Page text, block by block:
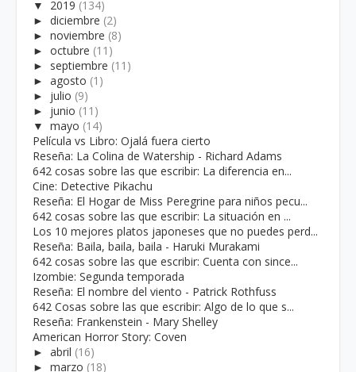
▼
2019 (134)
► diciembre (2)
► noviembre (8)
► octubre (11)
► septiembre (11)
► agosto (1)
► julio (9)
► junio (11)
▼ mayo (14)
Película vs Libro: Ojalá fuera cierto
Reseña: La Colina de Watership - Richard Adams
642 cosas sobre las que escribir: La diferencia en...
Cine: Detective Pikachu
Reseña: El Hogar de Miss Peregrine para niños pecu...
642 cosas sobre las que escribir: La situación en ...
Los 10 mejores platos japoneses que no puedes perd...
Reseña: Baila, baila, baila - Haruki Murakami
642 cosas sobre las que escribir: Cuenta con since...
Izombie: Segunda temporada
Reseña: El nombre del viento - Patrick Rothfuss
642 Cosas sobre las que escribir: Algo de lo que s...
Reseña: Frankenstein - Mary Shelley
American Horror Story: Coven
► abril (16)
► marzo (18)